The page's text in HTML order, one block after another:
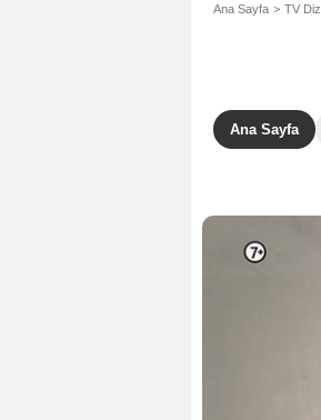
Ana Sayfa TV
Ana Sayfa